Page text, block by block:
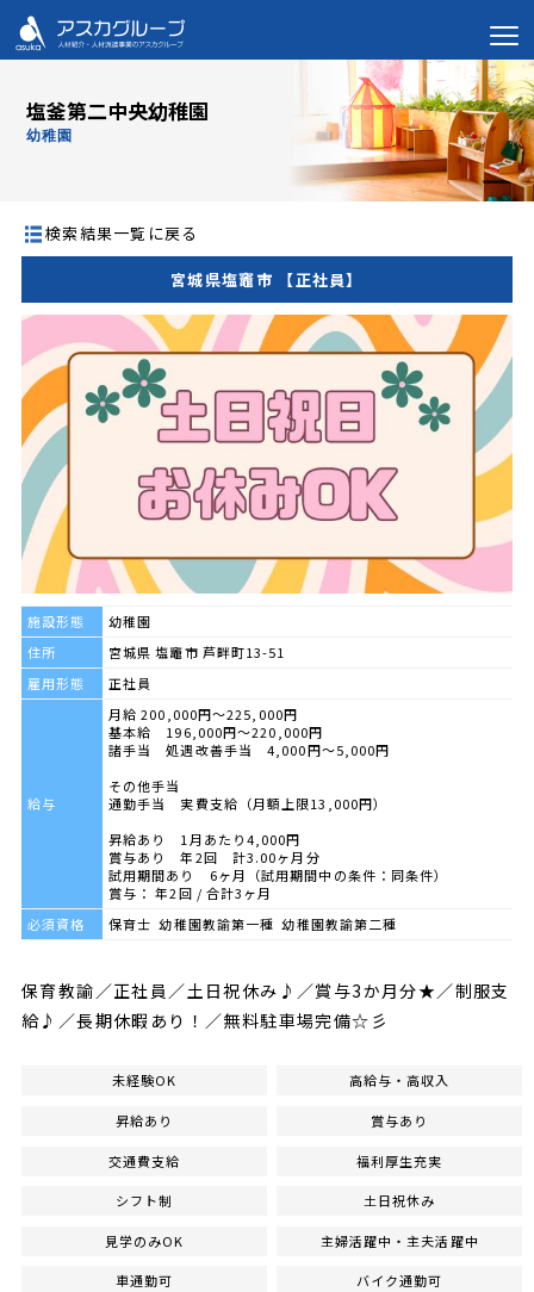
塩釜第二中央幼稚園
幼稚園
検索結果一覧に戻る
宮城県塩竈市 【正社員】
施設形態
幼稚園
住所
宮城県 塩竈市 芦畔町13-51
雇用形態
正社員
給与
月給 200,000円～225,000円
基本給 196,000円～220,000円
諸手当 処遇改善手当 4,000円～5,000円
その他手当
通勤手当 実費支給（月額上限13,000円）
昇給あり 1月あたり4,000円
賞与あり 年2回 計3.00ヶ月分
試用期間あり 6ヶ月（試用期間中の条件：同条件）
賞与： 年2回 / 合計3ヶ月
必須資格
保育士 幼稚園教諭第一種 幼稚園教諭第二種
保育教諭／正社員／土日祝休み♪／賞与3か月分★／制服支
給♪／長期休暇あり！／無料駐車場完備☆彡
未経験OK 高給与・高収入
昇給あり 賞与あり
交通費支給 福利厚生充実
シフト制 土日祝休み
見学のみOK 主婦活躍中・主夫活躍中
車通勤可 バイク通勤可